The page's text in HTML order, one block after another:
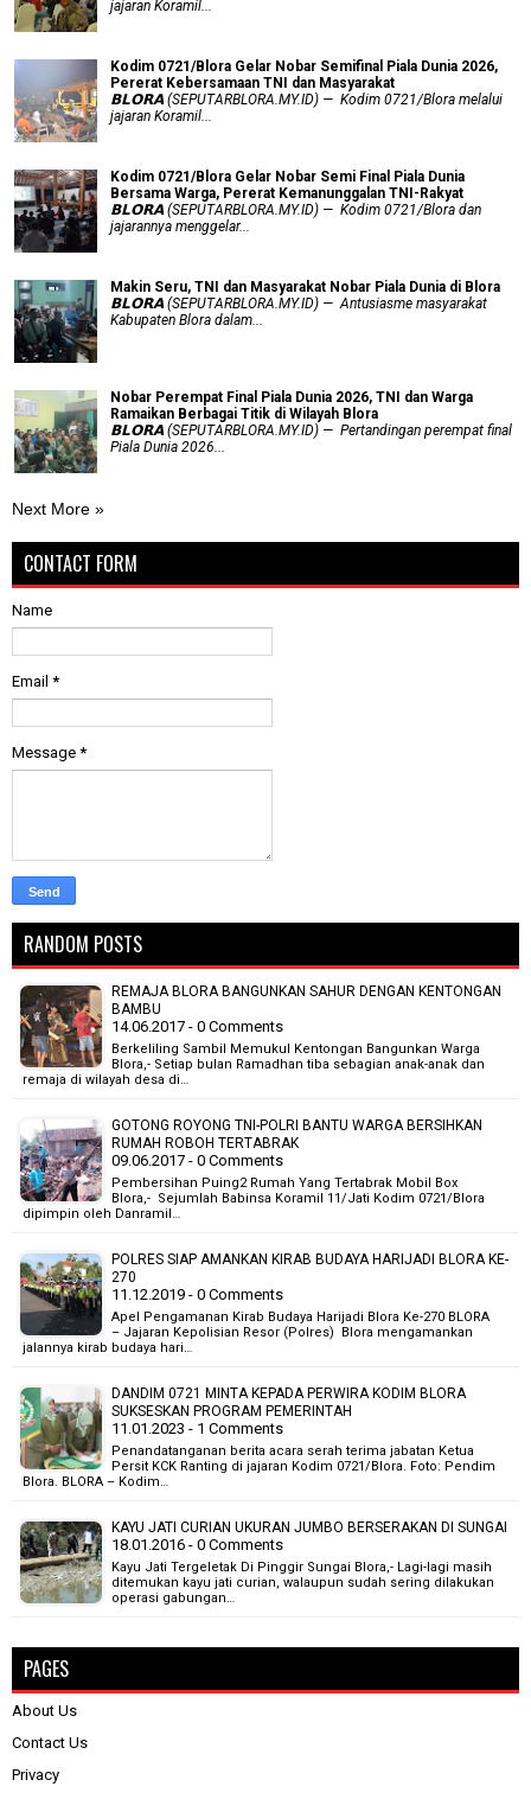
jajaran Koramil...
Kodim 0721/Blora Gelar Nobar Semifinal Piala Dunia 2026,
Pererat Kebersamaan TNI dan Masyarakat
𝗕𝗟𝗢𝗥𝗔 (SEPUTARBLORA.MY.ID) — Kodim 0721/Blora melalui
jajaran Koramil...
Kodim 0721/Blora Gelar Nobar Semi Final Piala Dunia
Bersama Warga, Pererat Kemanunggalan TNI-Rakyat
𝗕𝗟𝗢𝗥𝗔 (SEPUTARBLORA.MY.ID) — Kodim 0721/Blora dan
jajarannya menggelar...
Makin Seru, TNI dan Masyarakat Nobar Piala Dunia di Blora
𝗕𝗟𝗢𝗥𝗔 (SEPUTARBLORA.MY.ID) — Antusiasme masyarakat
Kabupaten Blora dalam...
Nobar Perempat Final Piala Dunia 2026, TNI dan Warga
Ramaikan Berbagai Titik di Wilayah Blora
𝗕𝗟𝗢𝗥𝗔 (SEPUTARBLORA.MY.ID) — Pertandingan perempat final
Piala Dunia 2026...
Next More »
CONTACT FORM
Name
Email *
Message *
RANDOM POSTS
REMAJA BLORA BANGUNKAN SAHUR DENGAN KENTONGAN
BAMBU
14.06.2017 - 0 Comments
Berkeliling Sambil Memukul Kentongan Bangunkan Warga
Blora,- Setiap bulan Ramadhan tiba sebagian anak-anak dan
remaja di wilayah desa di…
GOTONG ROYONG TNI-POLRI BANTU WARGA BERSIHKAN
RUMAH ROBOH TERTABRAK
09.06.2017 - 0 Comments
Pembersihan Puing2 Rumah Yang Tertabrak Mobil Box
Blora,- Sejumlah Babinsa Koramil 11/Jati Kodim 0721/Blora
dipimpin oleh Danramil…
POLRES SIAP AMANKAN KIRAB BUDAYA HARIJADI BLORA KE-
270
11.12.2019 - 0 Comments
Apel Pengamanan Kirab Budaya Harijadi Blora Ke-270 BLORA
– Jajaran Kepolisian Resor (Polres) Blora mengamankan
jalannya kirab budaya hari…
DANDIM 0721 MINTA KEPADA PERWIRA KODIM BLORA
SUKSESKAN PROGRAM PEMERINTAH
11.01.2023 - 1 Comments
Penandatanganan berita acara serah terima jabatan Ketua
Persit KCK Ranting di jajaran Kodim 0721/Blora. Foto: Pendim
Blora. BLORA – Kodim…
KAYU JATI CURIAN UKURAN JUMBO BERSERAKAN DI SUNGAI
18.01.2016 - 0 Comments
Kayu Jati Tergeletak Di Pinggir Sungai Blora,- Lagi-lagi masih
ditemukan kayu jati curian, walaupun sudah sering dilakukan
operasi gabungan…
PAGES
About Us
Contact Us
Privacy